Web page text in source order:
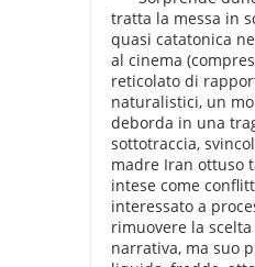
tratta la messa in
quasi catatonica
al cinema
reticolato di
naturalistici, un
deborda in una
sottotraccia,
madre Iran ottuso
intese come
interessato a
rimuovere la
narrativa, ma suo